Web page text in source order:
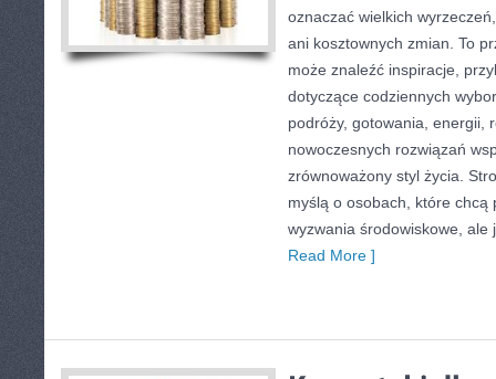
oznaczać wielkich
ani kosztownych zmian. To
może znaleźć inspiracje,
dotyczące codziennych
podróży, gotowania, energii,
nowoczesnych rozwiązań
zrównoważony styl życia.
myślą o osobach, które chcą
wyzwania środowiskowe, ale
Read More ]